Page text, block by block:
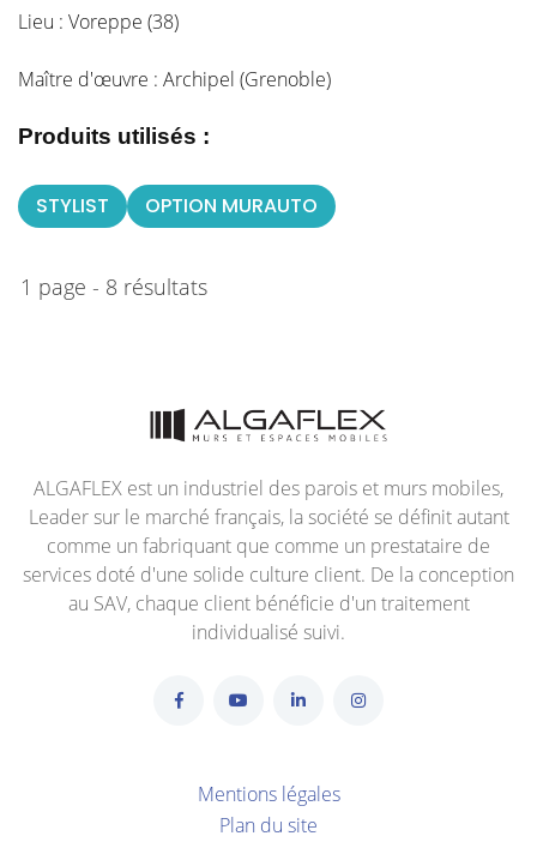
Lieu : Voreppe (38)
Maître d'œuvre : Archipel (Grenoble)
Produits utilisés :
STYLIST OPTION MURAUTO
1 page - 8 résultats
ALGAFLEX est un industriel des parois et murs mobiles,
Leader sur le marché français, la société se définit autant
comme un fabriquant que comme un prestataire de
services doté d'une solide culture client. De la conception
au SAV, chaque client bénéficie d'un traitement
individualisé suivi.
Mentions légales
Plan du site